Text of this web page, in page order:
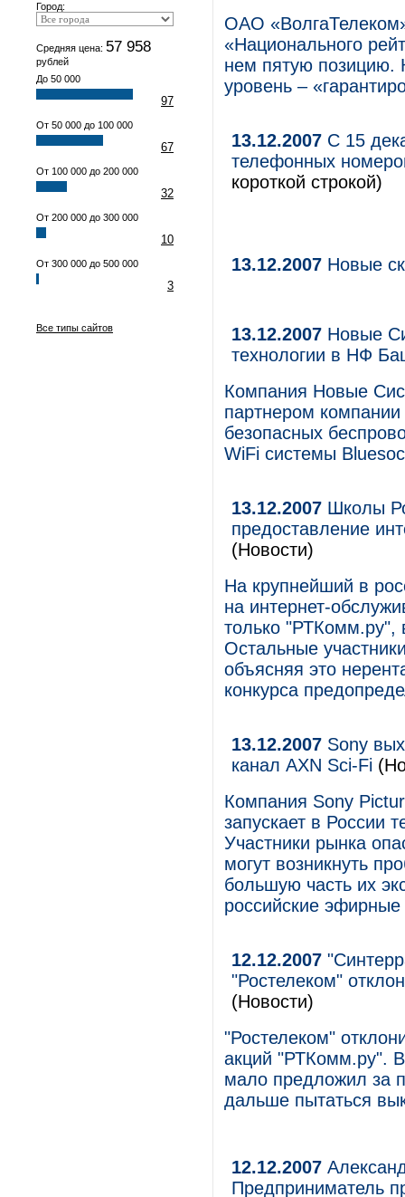
Город:
Средняя цена: 57 958
рублей
До 50 000
97
От 50 000 до 100 000
67
От 100 000 до 200 000
32
От 200 000 до 300 000
10
От 300 000 до 500 000
3
Все типы сайтов
ОАО
«Национального
нем пятую позицию.
уровень –
13.12.2007 С 15
телефонных
короткой строкой)
13.12.2007 Новые
13.12.2007 Новые
технологии в НФ
Компания Новые
партнером
безопасных
WiFi системы
13.12.2007 Школы
предоставление
(Новости)
На крупнейший в
на интернет-
только "РТКомм.ру",
Остальные
объясняя это
конкурса
13.12.2007 Sony
канал AXN Sci-Fi
Компания Sony
запускает в России
Участники рынка
могут возникнуть
большую часть их
российские
12.12.2007
"Ростелеком"
(Новости)
"Ростелеком"
акций "РТКомм.ру". В
мало предложил за
дальше пытаться
12.12.2007
Предприниматель